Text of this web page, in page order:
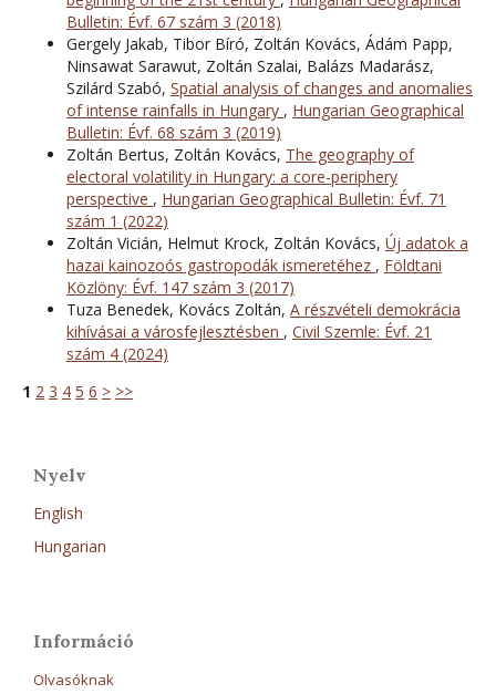
Bulletin: Évf. 67 szám 3 (2018)
Gergely Jakab, Tibor Bíró, Zoltán Kovács, Ádám Papp,
Ninsawat Sarawut, Zoltán Szalai, Balázs Madarász,
Szilárd Szabó, Spatial analysis of changes and anomalies
of intense rainfalls in Hungary , Hungarian Geographical
Bulletin: Évf. 68 szám 3 (2019)
Zoltán Bertus, Zoltán Kovács, The geography of
electoral volatility in Hungary: a core-periphery
perspective , Hungarian Geographical Bulletin: Évf. 71
szám 1 (2022)
Zoltán Vicián, Helmut Krock, Zoltán Kovács, Új adatok a
hazai kainozoós gastropodák ismeretéhez , Földtani
Közlöny: Évf. 147 szám 3 (2017)
Tuza Benedek, Kovács Zoltán, A részvételi demokrácia
kihívásai a városfejlesztésben , Civil Szemle: Évf. 21
szám 4 (2024)
1 2 3 4 5 6 > >>
Nyelv
English
Hungarian
Információ
Olvasóknak